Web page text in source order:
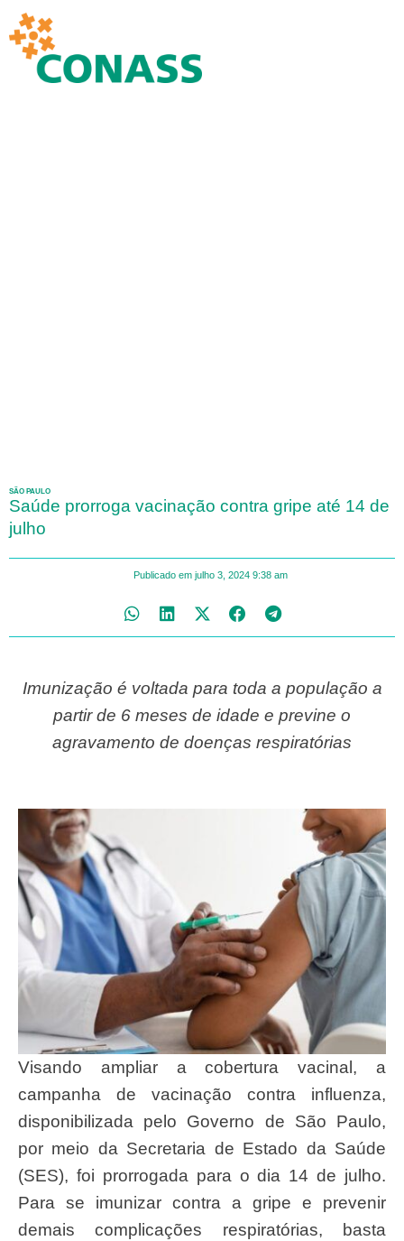
SÃO PAULO
Saúde prorroga vacinação contra gripe até 14 de
julho
Publicado em julho 3, 2024 9:38 am
Imunização é voltada para toda a população a
partir de 6 meses de idade e previne o
agravamento de doenças respiratórias
Visando ampliar a cobertura vacinal, a
campanha de vacinação contra influenza,
disponibilizada pelo Governo de São Paulo,
por meio da Secretaria de Estado da Saúde
(SES), foi prorrogada para o dia 14 de julho.
Para se imunizar contra a gripe e prevenir
demais complicações respiratórias, basta